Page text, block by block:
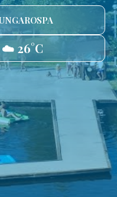
☁️ 26°C